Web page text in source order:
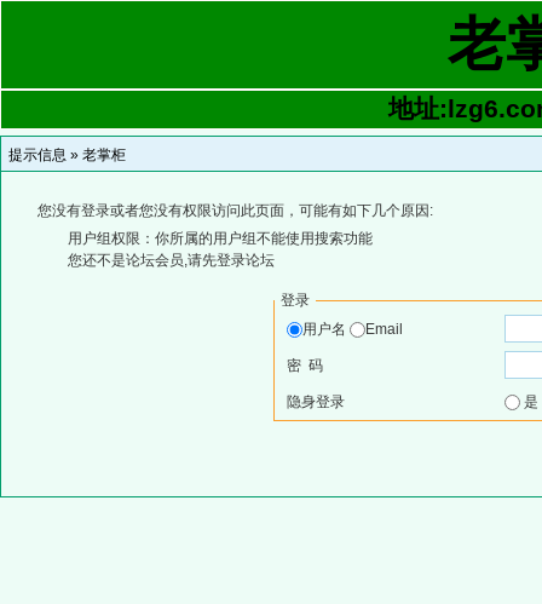
老
地址
提示信息 » 老掌柜
您没有登录或者您没有权限访问此页面，可能有如下几个原因:
用户组权限：你所属的用户组不能使用搜索功能
您还不是论坛会员,请先登录论坛
登录
用户名
Email
密 码
隐身登录